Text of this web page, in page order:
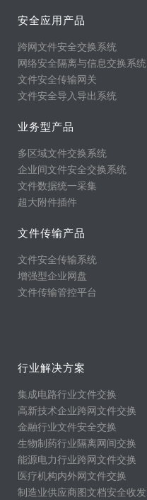
安全应用产品
跨网文件安全交换系统
网络安全隔离与信息交换系统
文件安全传输网关
文件安全导入导出系统
业务型产品
多区域文件交换系统
企业间文件安全交换系统
文件数据统一采集
超大附件插件
文件传输产品
文件安全传输系统
增强型企业网盘
文件传输管控平台
行业解决方案
集成电路行业文件交换
高新技术企业跨网文件交换
金融行业文件安全交换
生物制药行业隔离网间交换
能源电力行业跨网文件交换
医疗机构内外网文件交换
制造业供应商图文档安全收发